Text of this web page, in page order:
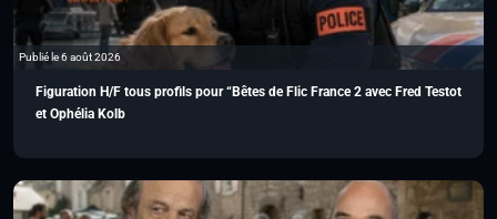
Publié le 6 août 2026
Figuration H/F tous profils pour “Bêtes de Flic France 2 avec Fred Testot
et Ophélia Kolb